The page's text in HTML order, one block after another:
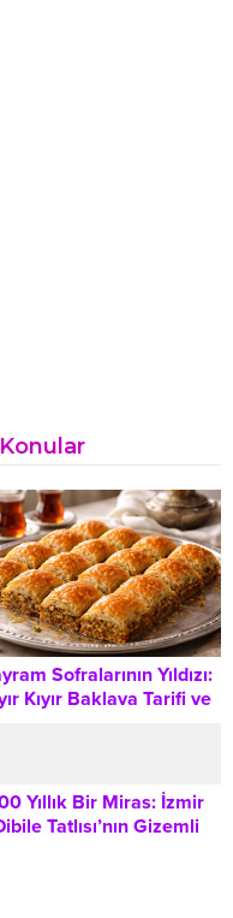
Sofralarının Yıldızı:
Kıyır Baklava Tarifi ve
Yıllık Bir Miras: İzmir
Tatlısı’nın Gizemli